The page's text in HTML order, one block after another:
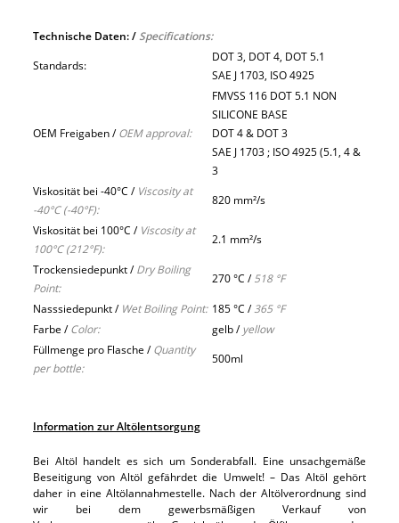
Technische Daten: / Specifications:
Standards:
DOT 3, DOT 4, DOT 5.1
SAE J 1703, ISO 4925
OEM Freigaben /OEM approval:
FMVSS 116 DOT 5.1 NON
SILICONE BASE
DOT 4 & DOT 3
SAE J 1703 ; ISO 4925 (5.1, 4 &
3
Viskosität bei -40°C / Viscosity at
-40°C (-40°F):
820 mm²/s
Viskosität bei 100°C / Viscosity at
100°C (212°F):
2.1 mm²/s
Trockensiedepunkt /Dry Boiling
Point:
270 °C /518 °F
Nasssiedepunkt / Wet Boiling Point: 185 °C /365 °F
Farbe /Color: gelb /yellow
Füllmenge pro Flasche /Quantity
per bottle:
500ml
Information zur Altölentsorgung
Bei Altöl handelt es sich um Sonderabfall. Eine unsachgemäße
Beseitigung von Altöl gefährdet die Umwelt! – Das Altöl gehört
daher in eine Altölannahmestelle. Nach der Altölverordnung sind
wir bei dem gewerbsmäßigen Verkauf von